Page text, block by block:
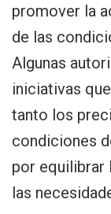
promover la
de las
Algunas
iniciativas
tanto los
condiciones
por equilibrar
las